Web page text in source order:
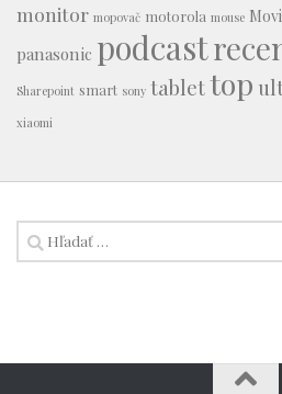
monitor mopovač motorola mouse
panasonic podcast
Sharepoint smart sony tablettop
xiaomi
Hľadať: